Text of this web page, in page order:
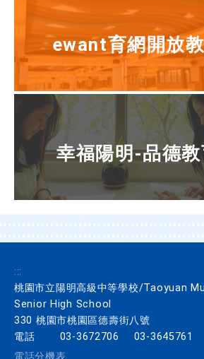
ewant育網開放
幸福陽明-品德
:::
桃園市立陽明高級中等學校/Taoyuan
Senior High School
330 桃園市桃園區德壽街八號
電話
03-3672706
03-3645761
電話分機表